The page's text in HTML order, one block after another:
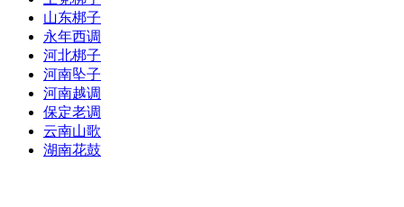
山东梆子
永年西调
河北梆子
河南坠子
河南越调
保定老调
云南山歌
湖南花鼓